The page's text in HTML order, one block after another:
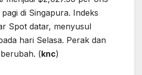
di Singapura. Indeks
Spot datar, menyusul
hari Selasa. Perak dan
(knc)